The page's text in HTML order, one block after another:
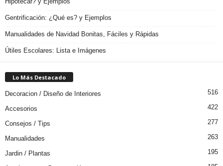
Gentrificación: ¿Qué es? y Ejemplos
Manualidades de Navidad Bonitas, Fáciles y Rápidas
Útiles Escolares: Lista e Imágenes
Lo Más Destacado
Decoracion / Diseño de Interiores 516
Accesorios 422
Consejos / Tips 277
Manualidades 263
Jardin / Plantas 195